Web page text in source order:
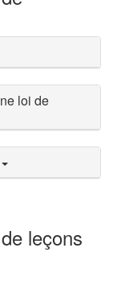
loi de
leçons